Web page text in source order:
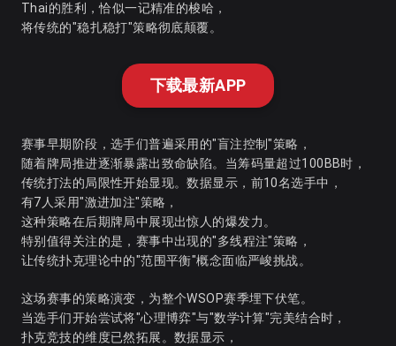
Thai的胜利，恰似一记精准的梭哈，
将传统的"稳扎稳打"策略彻底颠覆。
下载最新APP
赛事早期阶段，选手们普遍采用的"盲注控制"策略，
随着牌局推进逐渐暴露出致命缺陷。当筹码量超过100BB时，
传统打法的局限性开始显现。数据显示，前10名选手中，
有7人采用"激进加注"策略，
这种策略在后期牌局中展现出惊人的爆发力。
特别值得关注的是，赛事中出现的"多线程注"策略，
让传统扑克理论中的"范围平衡"概念面临严峻挑战。
这场赛事的策略演变，为整个WSOP赛季埋下伏笔。
当选手们开始尝试将"心理博弈"与"数学计算"完美结合时，
扑克竞技的维度已然拓展。数据显示，